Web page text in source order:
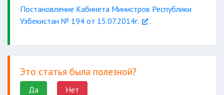
Постановление Кабинета Министров Республики
Узбекистан № 194 от 15.07.2014г.
.
Это статья была полезной?
Да Нет